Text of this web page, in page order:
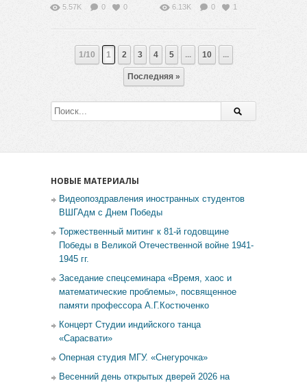
5.57K 0 0 6.13K 0 1
1/10 1 2 3 4 5 ... 10 ...
Последняя »
НОВЫЕ МАТЕРИАЛЫ
Видеопоздравления иностранных студентов
ВШГАдм с Днем Победы
Торжественный митинг к 81-й годовщине
Победы в Великой Отечественной войне 1941-
1945 гг.
Заседание спецсеминара «Время, хаос и
математические проблемы», посвященное
памяти профессора А.Г.Костюченко
Концерт Студии индийского танца
«Сарасвати»
Оперная студия МГУ. «Снегурочка»
Весенний день открытых дверей 2026 на